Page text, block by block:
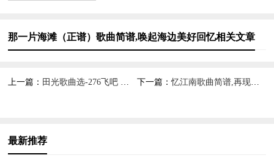
那一片海滩（正谱）歌曲简谱,唤起海边美好回忆相关文章
上一篇： 田光歌曲选-276飞吧 飞吧 可爱的小鹤歌曲简谱,展现小鹤灵动之美 下一篇：忆江南歌曲简谱,再现江南诗意
最新推荐